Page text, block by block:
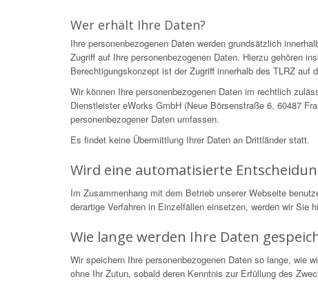
Wer erhält Ihre Daten?
Ihre personenbezogenen Daten werden grundsätzlich
Zugriff auf Ihre personenbezogenen Daten. Hierzu gehören
Berechtigungskonzept ist der Zugriff innerhalb des TLRZ auf
Wir können Ihre personenbezogenen Daten im rechtlich
Dienstleister eWorks GmbH (Neue Börsenstraße 6, 60487
personenbezogener Daten umfassen.
Es findet keine Übermittlung Ihrer Daten an Drittländer statt.
Wird eine automatisierte
Im Zusammenhang mit dem Betrieb unserer Webseite
derartige Verfahren in Einzelfällen einsetzen, werden wir Sie
Wie lange werden Ihre Daten
Wir speichern Ihre personenbezogenen Daten so lange, wie
ohne Ihr Zutun, sobald deren Kenntnis zur Erfüllung des